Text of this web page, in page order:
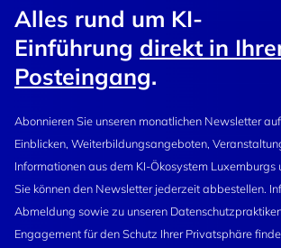
Alles rund um KI-
Einführung direkt in
Posteingang.
Abonnieren Sie unseren monatlichen Newsletter
Einblicken, Weiterbildungsangeboten,
Informationen aus dem KI-Ökosystem Luxemburgs
Sie können den Newsletter jederzeit abbestellen.
Abmeldung sowie zu unseren
Engagement für den Schutz Ihrer Privatsphäre